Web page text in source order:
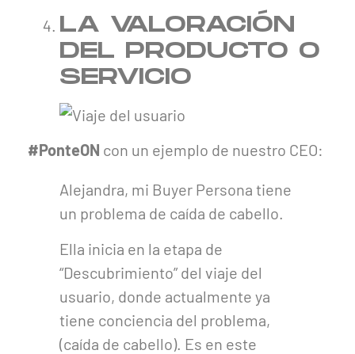
LA VALORACIÓN
DEL PRODUCTO O
SERVICIO
#PonteON con un ejemplo de nuestro CEO:
Alejandra, mi Buyer Persona tiene
un problema de caída de cabello.
Ella inicia en la etapa de
“Descubrimiento” del viaje del
usuario, donde actualmente ya
tiene conciencia del problema,
(caída de cabello). Es en este